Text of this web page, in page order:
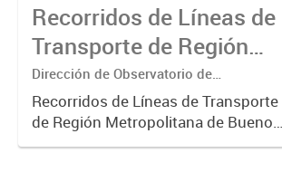
Recorridos de Líneas de
Transporte de Región
Metropolitana de
Buenos Aires (RMBA)
Dirección de Observatorio de
Transporte, Estudio y Sistemas
Recorridos de Líneas de Transporte
de Región Metropolitana de Buenos
Aires (RMBA).-